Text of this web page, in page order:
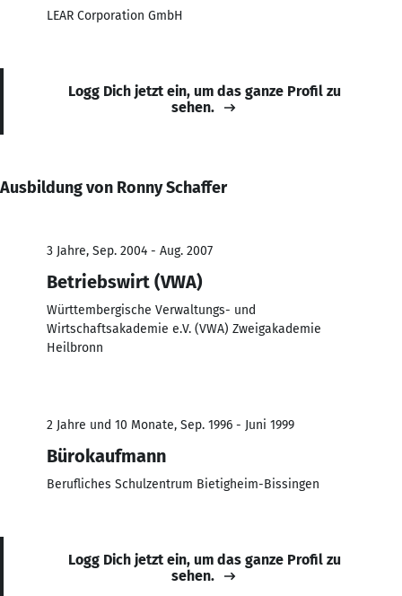
LEAR Corporation GmbH
Logg Dich jetzt ein, um das ganze Profil zu
sehen.
Ausbildung von Ronny Schaffer
3 Jahre, Sep. 2004 - Aug. 2007
Betriebswirt (VWA)
Württembergische Verwaltungs- und
Wirtschaftsakademie e.V. (VWA) Zweigakademie
Heilbronn
2 Jahre und 10 Monate, Sep. 1996 - Juni 1999
Bürokaufmann
Berufliches Schulzentrum Bietigheim-Bissingen
Logg Dich jetzt ein, um das ganze Profil zu
sehen.